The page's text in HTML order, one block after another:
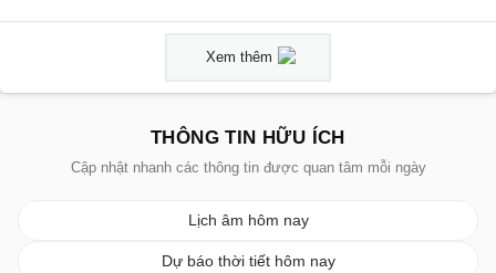
Xem thêm
THÔNG TIN HỮU ÍCH
Cập nhật nhanh các thông tin được quan tâm mỗi ngày
Lịch âm hôm nay
Dự báo thời tiết hôm nay